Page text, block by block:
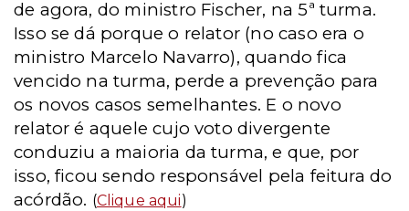
de agora, do ministro Fischer, na 5ª turma.
Isso se dá porque o relator (no caso era o
ministro Marcelo Navarro), quando fica
vencido na turma, perde a prevenção para
os novos casos semelhantes. E o novo
relator é aquele cujo voto divergente
conduziu a maioria da turma, e que, por
isso, ficou sendo responsável pela feitura do
acórdão. (Clique aqui)